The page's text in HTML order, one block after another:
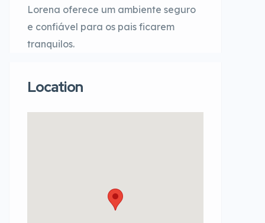
Lorena oferece um ambiente seguro
e confiável para os pais ficarem
tranquilos.
Location